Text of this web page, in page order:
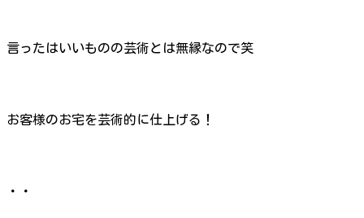
言ったはいいものの芸術とは無縁なので笑
お客様のお宅を芸術的に仕上げる！
・・